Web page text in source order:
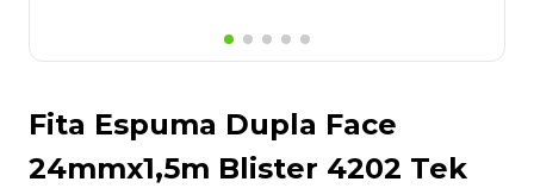
Fita Espuma Dupla Face
24mmx1,5m Blister 4202 Tek